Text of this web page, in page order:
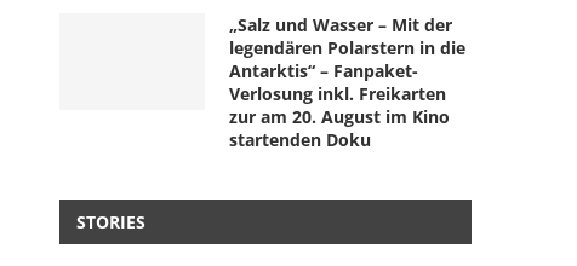
„Salz und Wasser – Mit der
legendären Polarstern in die
Antarktis“ – Fanpaket-
Verlosung inkl. Freikarten
zur am 20. August im Kino
startenden Doku
STORIES